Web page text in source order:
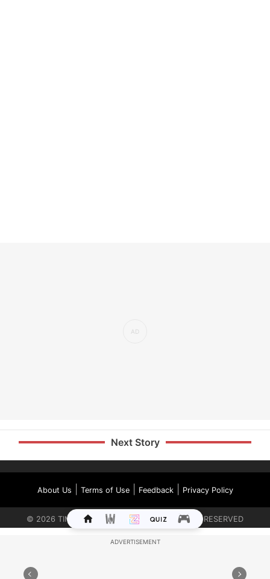
Next Story
About Us Terms of Use| Feedback| Privacy Policy
© 2026 TIMES INTERNET LIMITED. ALL RIGHTS RESERVED